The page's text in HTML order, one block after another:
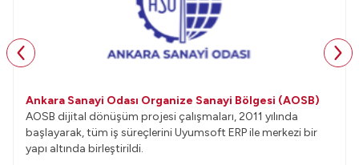
Ankara Sanayi Odası Organize Sanayi Bölgesi (AOSB)
AOSB dijital dönüşüm projesi çalışmaları, 2011 yılında
başlayarak, tüm iş süreçlerini Uyumsoft ERP ile merkezi bir
yapı altında birleştirildi.